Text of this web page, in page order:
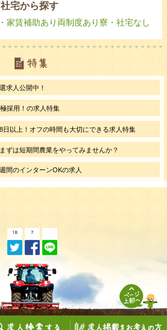
宅から探す
家賃補助あり 両制度あり寮・社宅なし
求人公開中！
採用！の求人特集
日以上！オフの時間も大切にできる求人特集
ずは短期間農業をやってみませんか？
間のインターンOKの求人